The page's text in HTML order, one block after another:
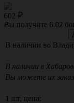
602
Вы получите 6.02
В наличии во
В наличии в
Вы можете их
1 шт, цена: